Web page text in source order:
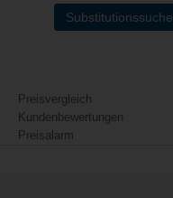
Substitutionssuche
Preisvergleich
Kundenbewertungen
Preisalarm